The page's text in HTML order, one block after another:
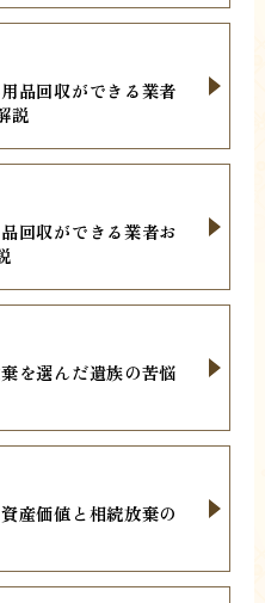
品回収ができる業者
説
回収ができる業者お
を選んだ遺族の苦悩
産価値と相続放棄の